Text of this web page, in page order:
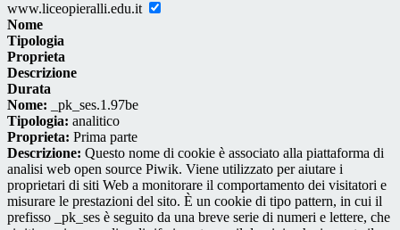
www.liceopieralli.edu.it
Nome
Tipologia
Proprieta
Descrizione
Durata
Nome: _pk_ses.1.97be
Tipologia: analitico
Proprieta: Prima parte
Descrizione: Questo nome di cookie è associato alla piattaforma di
analisi web open source Piwik. Viene utilizzato per aiutare i
proprietari di siti Web a monitorare il comportamento dei visitatori e
misurare le prestazioni del sito. È un cookie di tipo pattern, in cui il
prefisso _pk_ses è seguito da una breve serie di numeri e lettere, che